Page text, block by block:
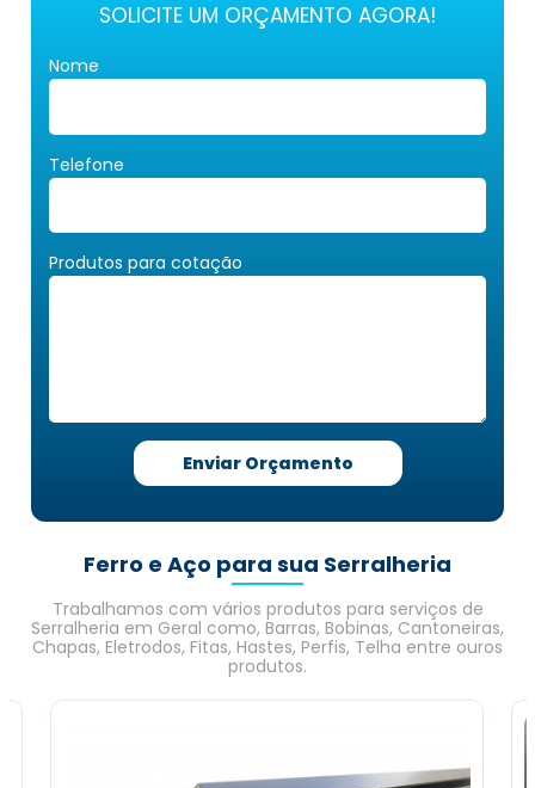
SOLICITE UM ORÇAMENTO AGORA!
Nome
Telefone
Produtos para cotação
Enviar Orçamento
Ferro e Aço para sua Serralheria
Trabalhamos com vários produtos para serviços de
Serralheria em Geral como, Barras, Bobinas, Cantoneiras,
Chapas, Eletrodos, Fitas, Hastes, Perfis, Telha entre ouros
produtos.